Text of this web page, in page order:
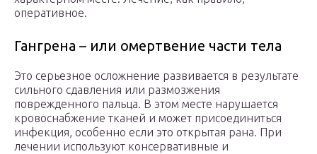
оперативное.
Гангрена – или омертвение части тела
Это серьезное осложнение развивается в результате
сильного сдавления или размозжения
поврежденного пальца. В этом месте нарушается
кровоснабжение тканей и может присоединиться
инфекция, особенно если это открытая рана. При
лечении используют консервативные и